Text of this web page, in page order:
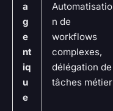
a
g
e
nt
iq
u
e
Automatisatio
n de
workflows
complexes,
délégation de
tâches métier